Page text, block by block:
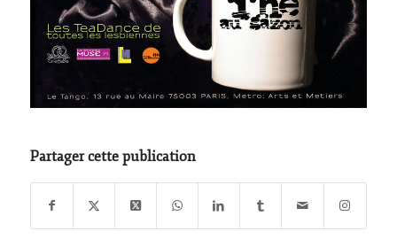
Partager cette publication